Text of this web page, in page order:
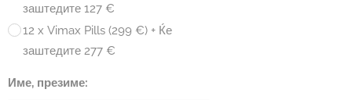
заштедите 127 €
12 x Vimax Pills (299 €) + Ќе
заштедите 277 €
Име, презиме: